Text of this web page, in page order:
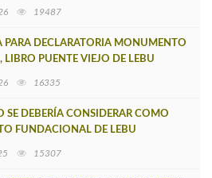
19487
PARA DECLARATORIA MONUMENTO
LIBRO PUENTE VIEJO DE LEBU
16335
SE DEBERÍA CONSIDERAR COMO
FUNDACIONAL DE LEBU
15307